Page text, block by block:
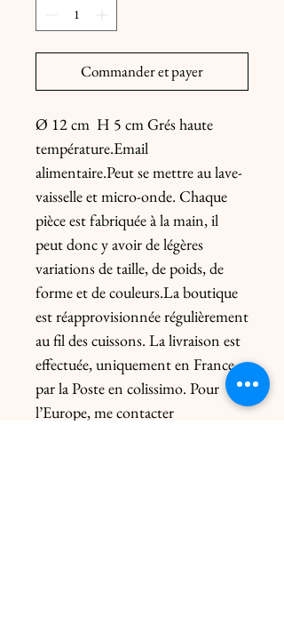
Commander et payer
Ø 12 cm  H 5 cm Grés haute
température.Email
alimentaire.Peut se mettre au lave-
vaisselle et micro-onde. Chaque
pièce est fabriquée à la main, il
peut donc y avoir de légères
variations de taille, de poids, de
forme et de couleurs.La boutique
est réapprovisionnée régulièrement
au fil des cuissons. La livraison est
effectuée, uniquement en France,
par la Poste en colissimo. Pour
l’Europe, me contacter